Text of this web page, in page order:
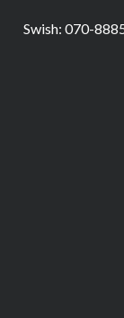
Swish: 070-